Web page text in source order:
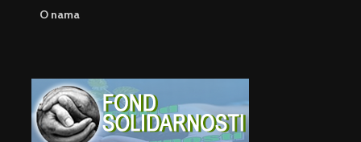
O nama